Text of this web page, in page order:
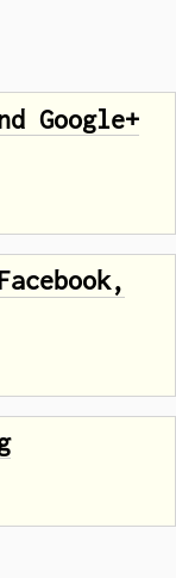
Google+